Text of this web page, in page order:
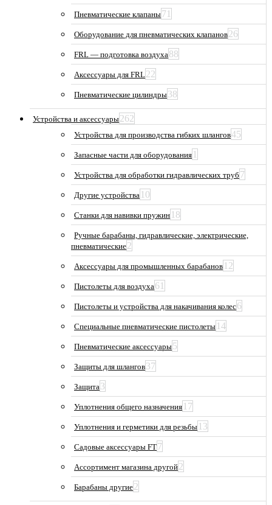
Пневматические клапаны71
Оборудование для пневматических клапанов26
FRL — подготовка воздуха88
Аксессуары для FRL22
Пневматические цилиндры38
Устройства и аксессуары262
Устройства для производства гибких шлангов45
Запасные части для оборудования 1
Устройства для обработки гидравлических труб 7
Другие устройства 10
Станки для навивки пружин 18
Ручные барабаны, гидравлические, электрические,
пневматические2
Аксессуары для промышленных барабанов 12
Пистолеты для воздуха61
Пистолеты и устройства для накачивания колес6
Специальные пневматические пистолеты 14
Пневматические аксессуары5
Защиты для шлангов37
Защита3
Уплотнения общего назначения 17
Уплотнения и герметики для резьбы 13
Садовые аксессуары FT7
Ассортимент магазина другой2
Барабаны другие2